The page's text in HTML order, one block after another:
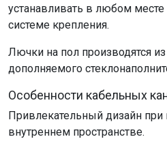
устанавливать в любом месте
системе крепления.
Лючки на пол производятся
дополняемого
Особенности кабельных
Привлекательный дизайн
внутреннем пространстве.